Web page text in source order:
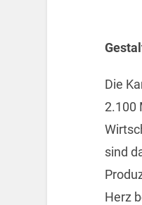
Die
2.100
sind
Herz